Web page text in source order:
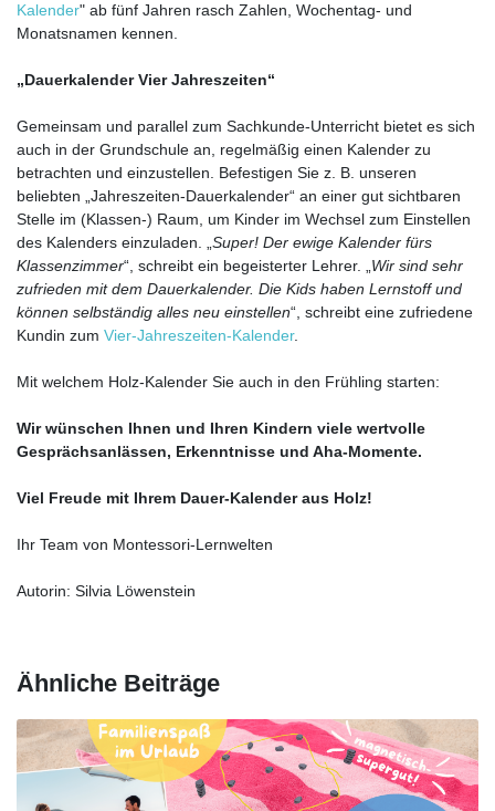
Kalender" ab fünf Jahren rasch Zahlen, Wochentag- und
Monatsnamen kennen.
„Dauerkalender Vier Jahreszeiten“
Gemeinsam und parallel zum Sachkunde-Unterricht bietet es sich
auch in der Grundschule an, regelmäßig einen Kalender zu
betrachten und einzustellen. Befestigen Sie z. B. unseren
beliebten „Jahreszeiten-Dauerkalender“ an einer gut sichtbaren
Stelle im (Klassen-) Raum, um Kinder im Wechsel zum Einstellen
des Kalenders einzuladen. „Super! Der ewige Kalender fürs
Klassenzimmer“, schreibt ein begeisterter Lehrer. „Wir sind sehr
zufrieden mit dem Dauerkalender. Die Kids haben Lernstoff und
können selbständig alles neu einstellen“, schreibt eine zufriedene
Kundin zum Vier-Jahreszeiten-Kalender.
Mit welchem Holz-Kalender Sie auch in den Frühling starten:
Wir wünschen Ihnen und Ihren Kindern viele wertvolle
Gesprächsanlässen, Erkenntnisse und Aha-Momente.
Viel Freude mit Ihrem Dauer-Kalender aus Holz!
Ihr Team von Montessori-Lernwelten
Autorin: Silvia Löwenstein
Ähnliche Beiträge